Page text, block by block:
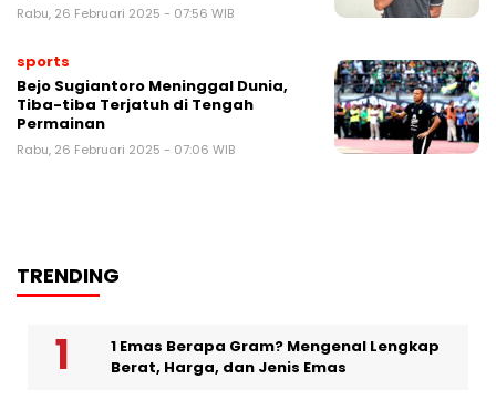
Rabu, 26 Februari 2025 - 07:56 WIB
sports
Bejo Sugiantoro Meninggal Dunia,
Tiba-tiba Terjatuh di Tengah
Permainan
Rabu, 26 Februari 2025 - 07:06 WIB
TRENDING
1 Emas Berapa Gram? Mengenal Lengkap
Berat, Harga, dan Jenis Emas